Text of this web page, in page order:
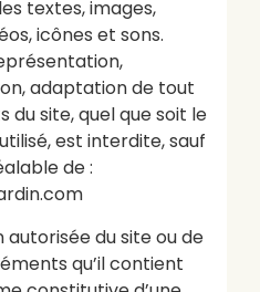
textes, images,
icônes et sons.
adaptation de tout
du site, quel que soit le
est interdite, sauf
de :
du site ou de
qu’il contient